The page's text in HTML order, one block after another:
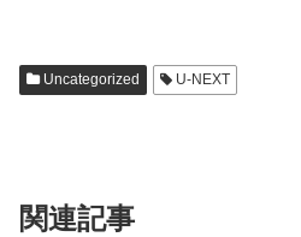
Uncategorized U-NEXT
関連記事